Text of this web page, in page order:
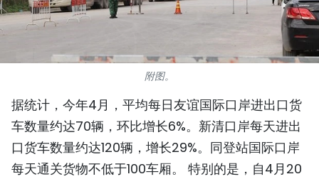
友谊桥梁
多功能媒体
图表新闻
附图。
据统计，今年4月，平均每日友谊国际口岸进出口货
车数量约达70辆，环比增长6%。新清口岸每天进出
口货车数量约达120辆，增长29%。同登站国际口岸
每天通关货物不低于100车厢。 特别的是，自4月20